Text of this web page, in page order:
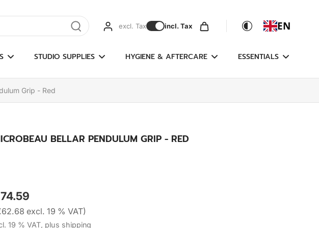
excl. Tax incl. Tax EN
STUDIO SUPPLIES HYGIENE & AFTERCARE ESSENTIALS
Grip - Red
BELLAR PENDULUM GRIP - RED
excl. 19 % VAT)
19 % VAT, plus shipping